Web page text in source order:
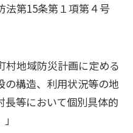
法第15条第１項第４号
村地域防災計画に定める
の構造、利用状況等の地
長等において個別具体的